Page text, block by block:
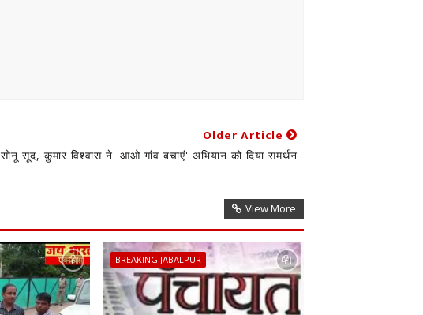
Older Article
सोनू सूद, कुमार विश्वास ने 'आओ गांव बचाएं' अभियान को दिया समर्थन
View More
BREAKING JABALPUR